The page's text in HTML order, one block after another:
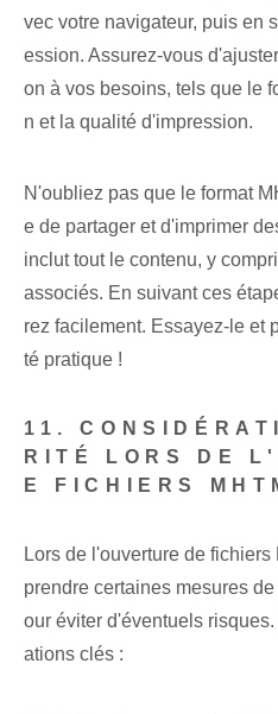
vec votre navigateur, puis en
ession. Assurez-vous
on à vos besoins, tels que le
n et la qualité d'impression.
N'oubliez pas que le format
e de partager et d'imprimer
inclut tout le contenu, y
associés. En suivant ces
rez facilement. Essayez-le et
té pratique !
11.
RITÉ LORS DE
E FICHIERS
Lors de l'ouverture de
prendre certaines mesures
our éviter d'éventuels
ations clés :